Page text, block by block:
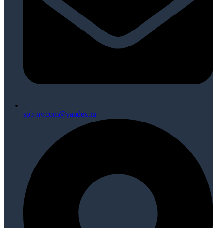
spb-nv.com@yandex.ru